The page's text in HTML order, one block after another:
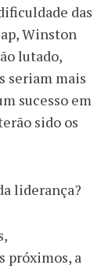
das
Winston
lutado,
seriam mais
sucesso em
sido os
liderança?
próximos, a